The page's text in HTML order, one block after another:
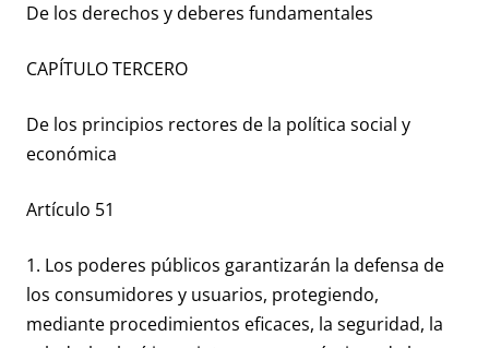
De los derechos y deberes fundamentales
CAPÍTULO TERCERO
De los principios rectores de la política social y
económica
Artículo 51
1. Los poderes públicos garantizarán la defensa de
los consumidores y usuarios, protegiendo,
mediante procedimientos eficaces, la seguridad, la